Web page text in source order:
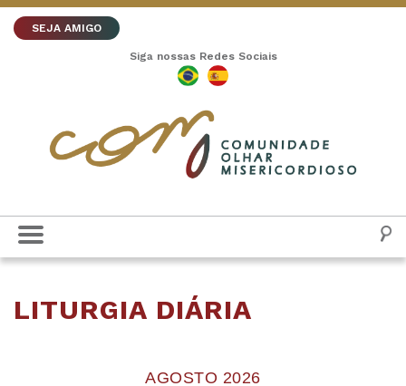
SEJA AMIGO
Siga nossas Redes Sociais
LITURGIA DIÁRIA